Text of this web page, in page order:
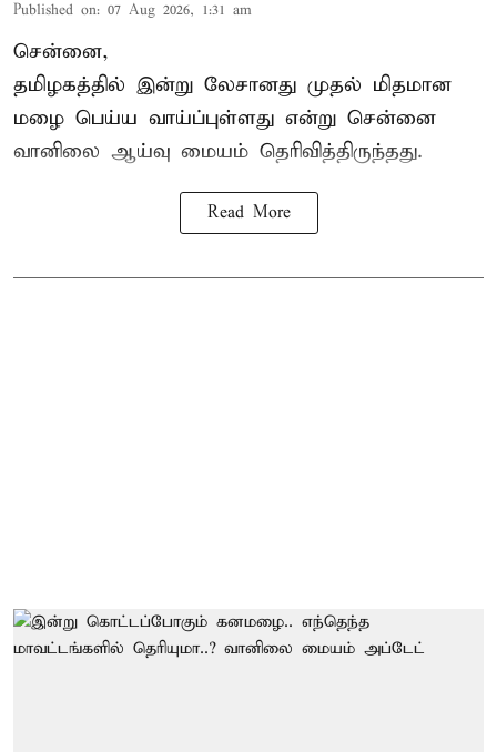
Published on: 07 Aug 2026, 1:31 am
சென்னை,
தமிழகத்தில் இன்று லேசானது முதல் மிதமான
மழை பெய்ய வாய்ப்புள்ளது என்று சென்னை
வானிலை ஆய்வு மையம் தெரிவித்திருந்தது.
Read More